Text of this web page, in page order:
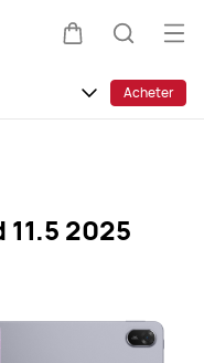
le
Acheter
11.5 2025